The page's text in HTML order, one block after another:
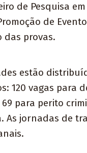
de Pesquisa
de
das provas.
estão
120 vagas para
para perito
As jornadas de